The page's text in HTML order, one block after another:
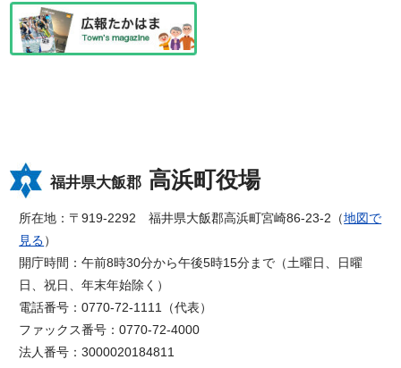
福井県大飯郡 高浜町役場
所在地：〒919-2292 福井県大飯郡高浜町宮崎86-23-2（地図で
見る）
開庁時間：午前8時30分から午後5時15分まで（土曜日、日曜
日、祝日、年末年始除く）
電話番号：0770-72-1111（代表）
ファックス番号：0770-72-4000
法人番号：3000020184811